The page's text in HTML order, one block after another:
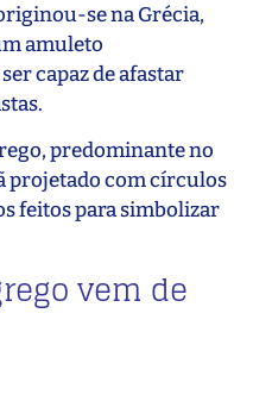
se na Grécia,
amuleto
capaz de afastar
predominante no
projetado com círculos
feitos para simbolizar
vem de